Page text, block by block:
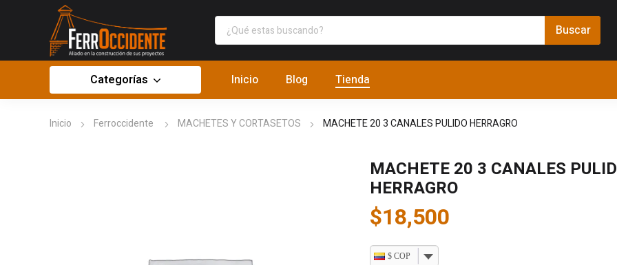
Categorías Inicio Blog Tienda
Inicio Ferroccidente MACHETES Y CORTASETOS MACHETE 20 3 CANALES PULIDO HERRAGRO
MACHETE 20 3 CANALES
HERRAGRO
$18,500
$ COP